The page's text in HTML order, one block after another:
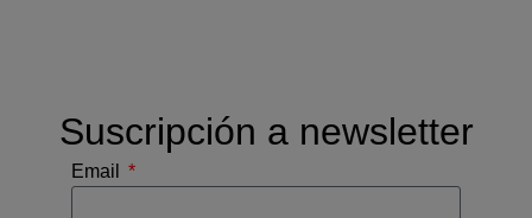
Suscripción a newsletter
Email